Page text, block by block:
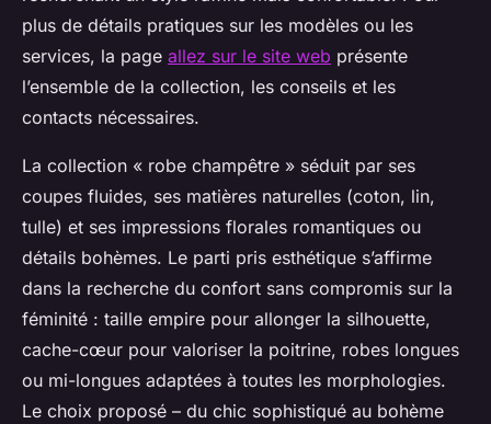
plus de détails pratiques sur les modèles ou les
services, la page allez sur le site web présente
l’ensemble de la collection, les conseils et les
contacts nécessaires.
La collection « robe champêtre » séduit par ses
coupes fluides, ses matières naturelles (coton, lin,
tulle) et ses impressions florales romantiques ou
détails bohèmes. Le parti pris esthétique s’affirme
dans la recherche du confort sans compromis sur la
féminité : taille empire pour allonger la silhouette,
cache-cœur pour valoriser la poitrine, robes longues
ou mi-longues adaptées à toutes les morphologies.
Le choix proposé – du chic sophistiqué au bohème